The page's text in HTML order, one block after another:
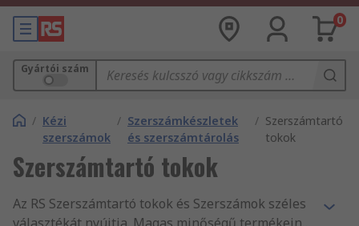
0
Gyártói szám
/ Kézi
szerszámok
/ Szerszámkészletek
és szerszámtárolás
/ Szerszámtartó
tokok
Szerszámtartó tokok
Az RS Szerszámtartó tokok és Szerszámok széles